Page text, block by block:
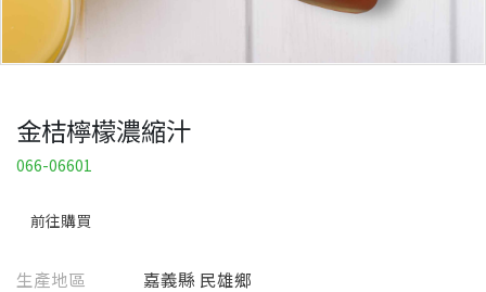
金桔檸檬濃縮汁
066-06601
前往購買
生產地區
嘉義縣 民雄鄉